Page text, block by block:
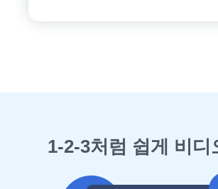
1-2-3처럼 쉽게 비디